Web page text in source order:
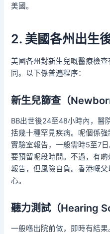
美國。
2. 美國各州出生
美國各州對新生兒嘅醫療檢
同。以下係普遍程序：
新生兒篩查（
BB出世後24至48小時內，醫
括幾十種罕見疾病。呢個係
實驗室報告，一般需時5至7
要預留呢段時間。不過，有
報告，但風險自負。香港嘅
心。
聽力測試（Hearing
一般喺出院前做，即時有結果